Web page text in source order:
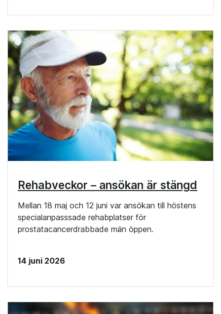
Rehabveckor – ansökan är stängd
Mellan 18 maj och 12 juni var ansökan till höstens
specialanpasssade rehabplatser för
prostatacancerdrabbade män öppen.
14 juni 2026